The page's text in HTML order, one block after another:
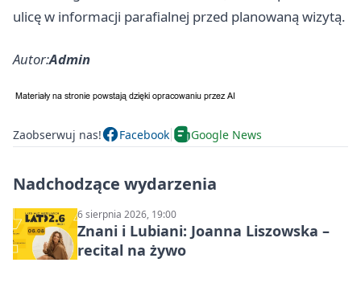
ulicę w informacji parafialnej przed planowaną wizytą.
Autor:Admin
Zaobserwuj nas! Facebook Google News
Nadchodzące wydarzenia
6 sierpnia 2026, 19:00
Znani i Lubiani: Joanna Liszowska –
recital na żywo